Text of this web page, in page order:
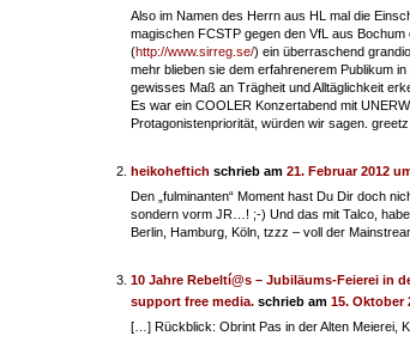
Also im Namen des Herrn aus HL mal die
magischen FCSTP gegen den VfL aus Bochum
(http://www.sirreg.se/) ein überraschend
mehr blieben sie dem erfahrenerem Publikum
gewisses Maß an Trägheit und Alltäglichkeit
Es war ein COOLER Konzertabend mit
Protagonistenpriorität, würden wir sagen.
heikoheftich schrieb am 21. Februar 2012
Den „fulminanten“ Moment hast Du Dir doch
sondern vorm JR…! ;-) Und das mit Talco,
Berlin, Hamburg, Köln, tzzz – voll der
10 Jahre Rebeltí@s – Jubiläums-Feierei in
support free media. schrieb am 15. Oktober
[…] Rückblick: Obrint Pas in der Alten Meierei,